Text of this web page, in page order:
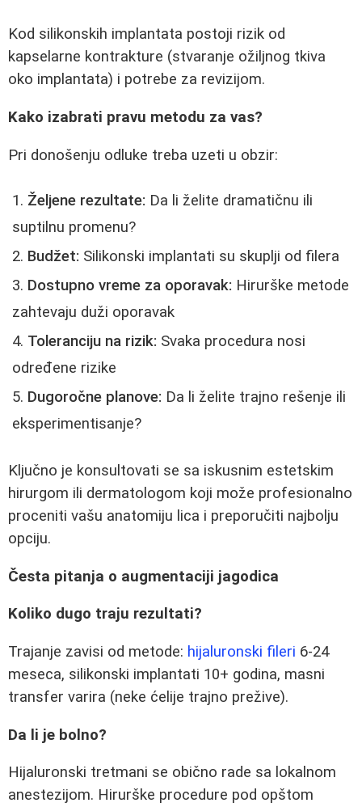
Kod silikonskih implantata postoji rizik od
kapselarne kontrakture (stvaranje ožiljnog tkiva
oko implantata) i potrebe za revizijom.
Kako izabrati pravu metodu za vas?
Pri donošenju odluke treba uzeti u obzir:
Željene rezultate: Da li želite dramatičnu ili
suptilnu promenu?
Budžet: Silikonski implantati su skuplji od filera
Dostupno vreme za oporavak: Hirurške metode
zahtevaju duži oporavak
Toleranciju na rizik: Svaka procedura nosi
određene rizike
Dugoročne planove: Da li želite trajno rešenje ili
eksperimentisanje?
Ključno je konsultovati se sa iskusnim estetskim
hirurgom ili dermatologom koji može profesionalno
proceniti vašu anatomiju lica i preporučiti najbolju
opciju.
Česta pitanja o augmentaciji jagodica
Koliko dugo traju rezultati?
Trajanje zavisi od metode: hijaluronski fileri 6-24
meseca, silikonski implantati 10+ godina, masni
transfer varira (neke ćelije trajno prežive).
Da li je bolno?
Hijaluronski tretmani se obično rade sa lokalnom
anestezijom. Hirurške procedure pod opštom